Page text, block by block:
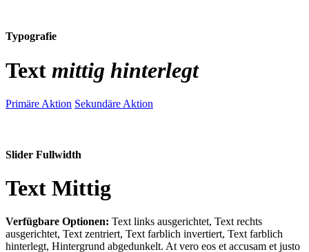
Typografie
Text mittig hinterlegt
Primäre Aktion Sekundäre Aktion
Slider Fullwidth
Text Mittig
Verfügbare Optionen: Text links ausgerichtet, Text rechts
ausgerichtet, Text zentriert, Text farblich invertiert, Text farblich
hinterlegt, Hintergrund abgedunkelt. At vero eos et accusam et justo